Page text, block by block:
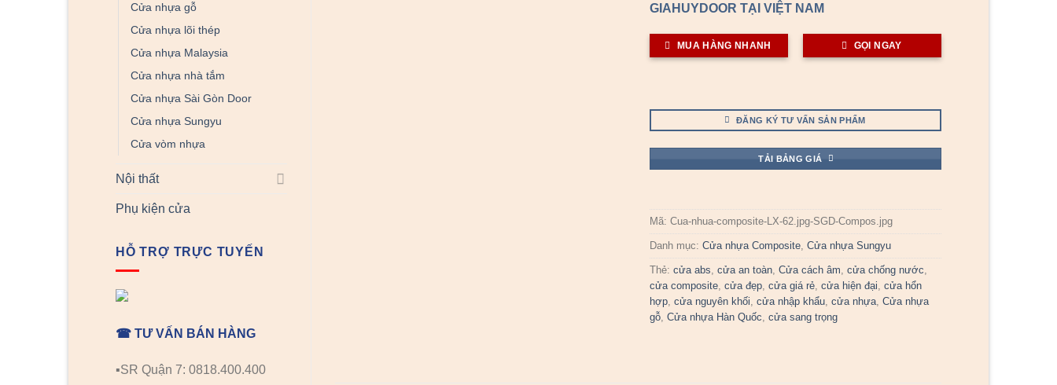
Cửa nhựa gỗ
Cửa nhựa lõi thép
Cửa nhựa Malaysia
Cửa nhựa nhà tắm
Cửa nhựa Sài Gòn Door
Cửa nhựa Sungyu
Cửa vòm nhựa
Nội thất
Phụ kiện cửa
HỖ TRỢ TRỰC TUYẾN
☎ TƯ VẤN BÁN HÀNG
▪️SR Quận 7: 0818.400.400
GIAHUYDOOR TẠI VIỆT NAM
MUA HÀNG NHANH GỌI NGAY
ĐĂNG KÝ TƯ VẤN SẢN PHẨM
TẢI BẢNG GIÁ
Mã:Cua-nhua-composite-LX-62.jpg-SGD-Compos.jpg
Danh mục:Cửa nhựa Composite,Cửa nhựa Sungyu
Thẻ:cửa abs,cửa an toàn,Cửa cách âm,cửa chống nước,
cửa composite,cửa đẹp,cửa giá rẻ,cửa hiện đại,cửa hổn
hợp,cửa nguyên khối,cửa nhập khẩu,cửa nhựa,Cửa nhựa
gỗ,Cửa nhựa Hàn Quốc,cửa sang trọng